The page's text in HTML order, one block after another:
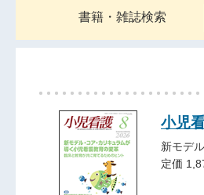
書籍・雑誌検索
小児
新モデ
定価